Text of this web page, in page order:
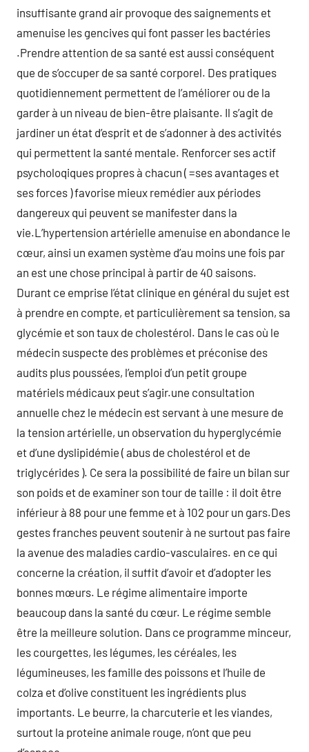
insuffisante grand air provoque des saignements et
amenuise les gencives qui font passer les bactéries
.Prendre attention de sa santé est aussi conséquent
que de s’occuper de sa santé corporel. Des pratiques
quotidiennement permettent de l’améliorer ou de la
garder à un niveau de bien-être plaisante. Il s’agit de
jardiner un état d’esprit et de s’adonner à des activités
qui permettent la santé mentale. Renforcer ses actif
psycholoqiques propres à chacun ( =ses avantages et
ses forces ) favorise mieux remédier aux périodes
dangereux qui peuvent se manifester dans la
vie.L’hypertension artérielle amenuise en abondance le
cœur, ainsi un examen système d’au moins une fois par
an est une chose principal à partir de 40 saisons.
Durant ce emprise l’état clinique en général du sujet est
à prendre en compte, et particulièrement sa tension, sa
glycémie et son taux de cholestérol. Dans le cas où le
médecin suspecte des problèmes et préconise des
audits plus poussées, l’emploi d’un petit groupe
matériels médicaux peut s’agir.une consultation
annuelle chez le médecin est servant à une mesure de
la tension artérielle, un observation du hyperglycémie
et d’une dyslipidémie ( abus de cholestérol et de
triglycérides ). Ce sera la possibilité de faire un bilan sur
son poids et de examiner son tour de taille : il doit être
inférieur à 88 pour une femme et à 102 pour un gars.Des
gestes franches peuvent soutenir à ne surtout pas faire
la avenue des maladies cardio-vasculaires. en ce qui
concerne la création, il suffit d’avoir et d’adopter les
bonnes mœurs. Le régime alimentaire importe
beaucoup dans la santé du cœur. Le régime semble
être la meilleure solution. Dans ce programme minceur,
les courgettes, les légumes, les céréales, les
légumineuses, les famille des poissons et l’huile de
colza et d’olive constituent les ingrédients plus
importants. Le beurre, la charcuterie et les viandes,
surtout la proteine animale rouge, n’ont que peu